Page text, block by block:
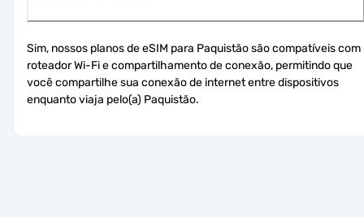
Sim, nossos planos de eSIM para Paquistão são compatíveis com
roteador Wi-Fi e compartilhamento de conexão, permitindo que
você compartilhe sua conexão de internet entre dispositivos
enquanto viaja pelo(a) Paquistão.